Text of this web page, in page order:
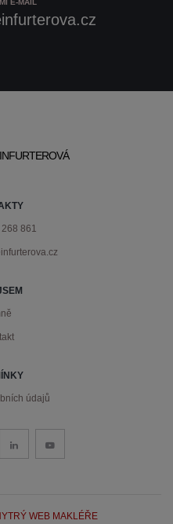
E-MAIL
861
údajů
WEB MAKLÉŘE